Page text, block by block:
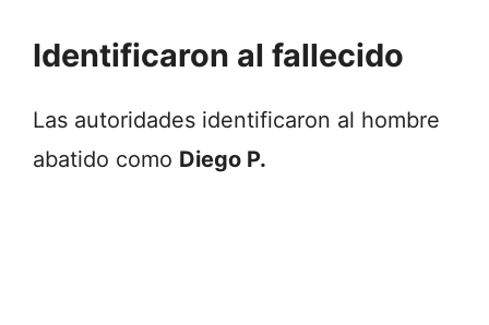
Identificaron al fallecido
Las autoridades identificaron al hombre
abatido como Diego P.